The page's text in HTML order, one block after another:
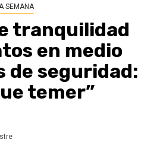
SEMANA
tranquilidad
en medio
de seguridad:
temer”